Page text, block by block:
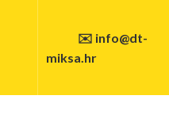
✉️ info@dt-
miksa.hr